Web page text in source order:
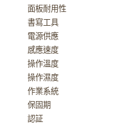
面板耐用性
書寫工具
電源供應
感應速度
操作溫度
操作濕度
作業系統
保固期
認証